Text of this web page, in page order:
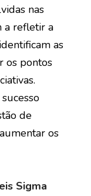
nas
a refletir a
as
os pontos
de
os
Sigma